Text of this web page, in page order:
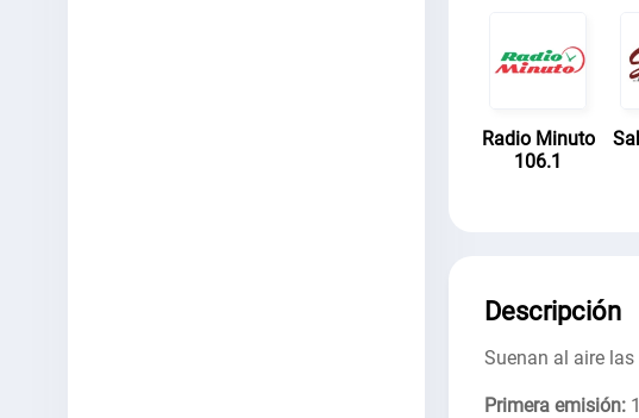
Radio Minuto
106.1
Descripción
Suenan al aire
Primera emisión: